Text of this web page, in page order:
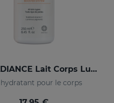
C-VIT RADIANCE Lait Corps Lumineux
pour le corps